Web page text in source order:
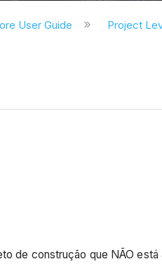
User Guide Project
de construção que NÃO